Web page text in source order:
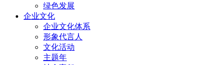
绿色发展
企业文化
企业文化体系
形象代言人
文化活动
主题年